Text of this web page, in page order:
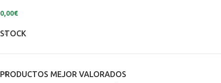
STOCK
PRODUCTOS MEJOR VALORADOS
0,00€